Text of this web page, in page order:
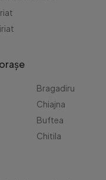
Bragadiru
Chiajna
Buftea
Chitila